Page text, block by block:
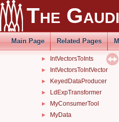
The
Main Page Related Pages
► IntIntToFloatFloatData
► IntToFloatData
► IntVectorsMerger
►
► IntVectorsToInts
► IntVectorsToIntVector
► KeyedDataProducer
► LdExpTransformer
► MyConsumerTool
► MyData